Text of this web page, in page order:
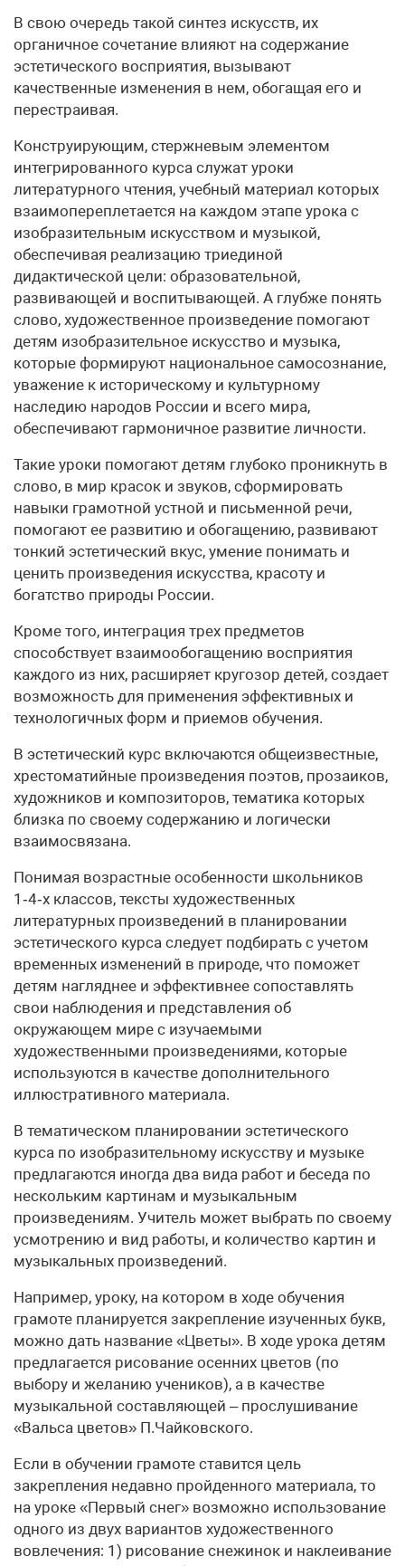
В свою очередь такой синтез искусств, их
органичное сочетание влияют на содержание
эстетического восприятия, вызывают
качественные изменения в нем, обогащая его и
перестраивая.
Конструирующим, стержневым элементом
интегрированного курса служат уроки
литературного чтения, учебный материал которых
взаимопереплетается на каждом этапе урока с
изобразительным искусством и музыкой,
обеспечивая реализацию триединой
дидактической цели: образовательной,
развивающей и воспитывающей. А глубже понять
слово, художественное произведение помогают
детям изобразительное искусство и музыка,
которые формируют национальное самосознание,
уважение к историческому и культурному
наследию народов России и всего мира,
обеспечивают гармоничное развитие личности.
Такие уроки помогают детям глубоко проникнуть в
слово, в мир красок и звуков, сформировать
навыки грамотной устной и письменной речи,
помогают ее развитию и обогащению, развивают
тонкий эстетический вкус, умение понимать и
ценить произведения искусства, красоту и
богатство природы России.
Кроме того, интеграция трех предметов
способствует взаимообогащению восприятия
каждого из них, расширяет кругозор детей, создает
возможность для применения эффективных и
технологичных форм и приемов обучения.
В эстетический курс включаются общеизвестные,
хрестоматийные произведения поэтов, прозаиков,
художников и композиторов, тематика которых
близка по своему содержанию и логически
взаимосвязана.
Понимая возрастные особенности школьников
1‑4‑х классов, тексты художественных
литературных произведений в планировании
эстетического курса следует подбирать с учетом
временных изменений в природе, что поможет
детям нагляднее и эффективнее сопоставлять
свои наблюдения и представления об
окружающем мире с изучаемыми
художественными произведениями, которые
используются в качестве дополнительного
иллюстративного материала.
В тематическом планировании эстетического
курса по изобразительному искусству и музыке
предлагаются иногда два вида работ и беседа по
нескольким картинам и музыкальным
произведениям. Учитель может выбрать по своему
усмотрению и вид работы, и количество картин и
музыкальных произведений.
Например, уроку, на котором в ходе обучения
грамоте планируется закрепление изученных букв,
можно дать название «Цветы». В ходе урока детям
предлагается рисование осенних цветов (по
выбору и желанию учеников), а в качестве
музыкальной составляющей – прослушивание
«Вальса цветов» П.Чайковского.
Если в обучении грамоте ставится цель
закрепления недавно пройденного материала, то
на уроке «Первый снег» возможно использование
одного из двух вариантов художественного
вовлечения: 1) рисование снежинок и наклеивание